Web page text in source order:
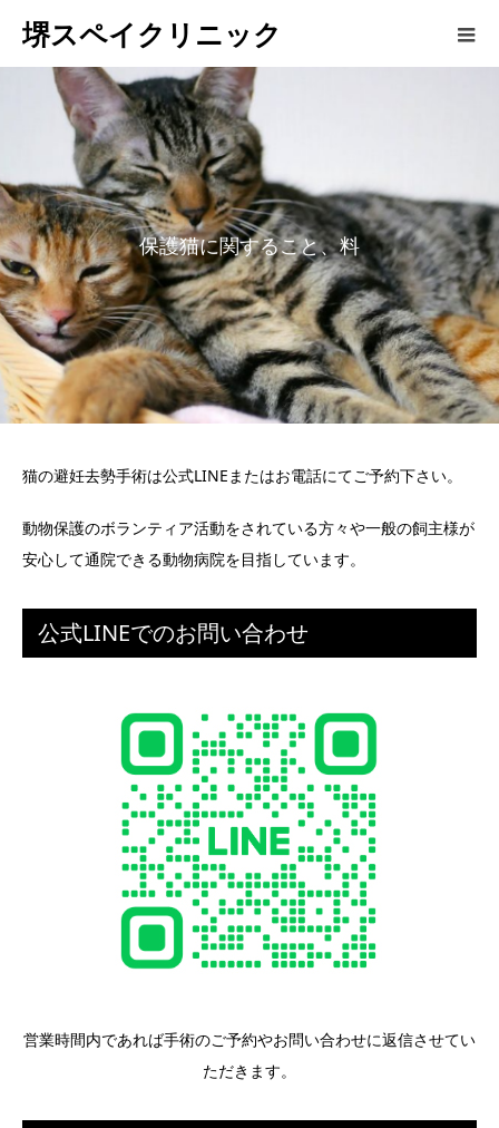
堺スペイクリニック
保護猫に関すること、料金 に
猫の避妊去勢手術は公式LINEまたはお電話にてご予約下さい。
動物保護のボランティア活動をされている方々や一般の飼主様が
安心して通院できる動物病院を目指しています。
公式LINEでのお問い合わせ
営業時間内であれば手術のご予約やお問い合わせに返信させてい
ただきます。